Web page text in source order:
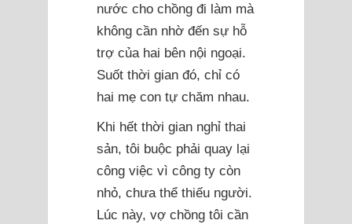
nước cho chồng đi làm mà
không cần nhờ đến sự hỗ
trợ của hai bên nội ngoại.
Suốt thời gian đó, chỉ có
hai mẹ con tự chăm nhau.
Khi hết thời gian nghỉ thai
sản, tôi buộc phải quay lại
công việc vì công ty còn
nhỏ, chưa thể thiếu người.
Lúc này, vợ chồng tôi cần